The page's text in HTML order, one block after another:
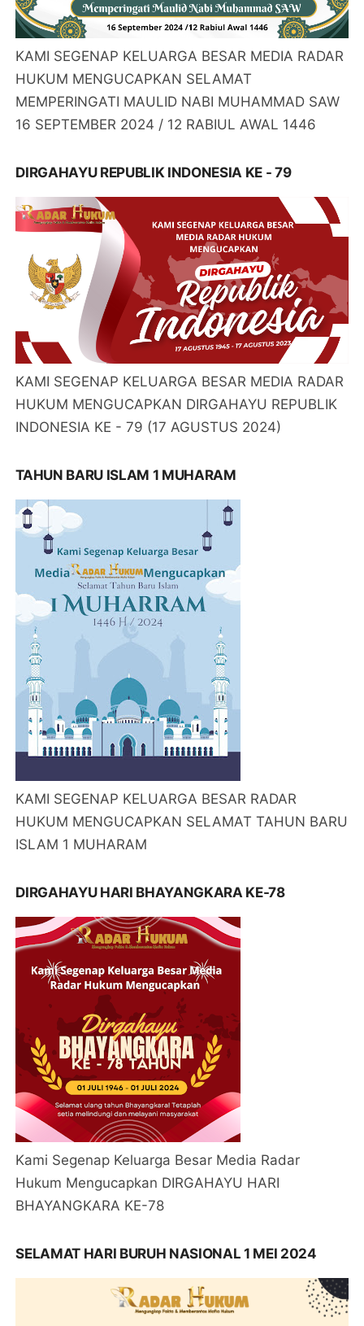
KAMI SEGENAP KELUARGA BESAR MEDIA RADAR
HUKUM MENGUCAPKAN SELAMAT
MEMPERINGATI MAULID NABI MUHAMMAD SAW
16 SEPTEMBER 2024 / 12 RABIUL AWAL 1446
DIRGAHAYU REPUBLIK INDONESIA KE - 79
KAMI SEGENAP KELUARGA BESAR MEDIA RADAR
HUKUM MENGUCAPKAN DIRGAHAYU REPUBLIK
INDONESIA KE - 79 (17 AGUSTUS 2024)
TAHUN BARU ISLAM 1 MUHARAM
KAMI SEGENAP KELUARGA BESAR RADAR
HUKUM MENGUCAPKAN SELAMAT TAHUN BARU
ISLAM 1 MUHARAM
DIRGAHAYU HARI BHAYANGKARA KE-78
Kami Segenap Keluarga Besar Media Radar
Hukum Mengucapkan DIRGAHAYU HARI
BHAYANGKARA KE-78
SELAMAT HARI BURUH NASIONAL 1 MEI 2024